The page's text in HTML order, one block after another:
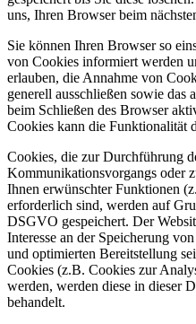
uns, Ihren Browser beim
Sie können Ihren Browser so
von Cookies informiert werden
erlauben, die Annahme von
generell ausschließen sowie das
beim Schließen des Browser
Cookies kann die Funktionalität
Cookies, die zur Durchführung
Kommunikationsvorgangs oder
Ihnen erwünschter Funktionen
erforderlich sind, werden auf
DSGVO gespeichert. Der
Interesse an der Speicherung
und optimierten Bereitstellung
Cookies (z.B. Cookies zur
werden, werden diese in dieser
behandelt.